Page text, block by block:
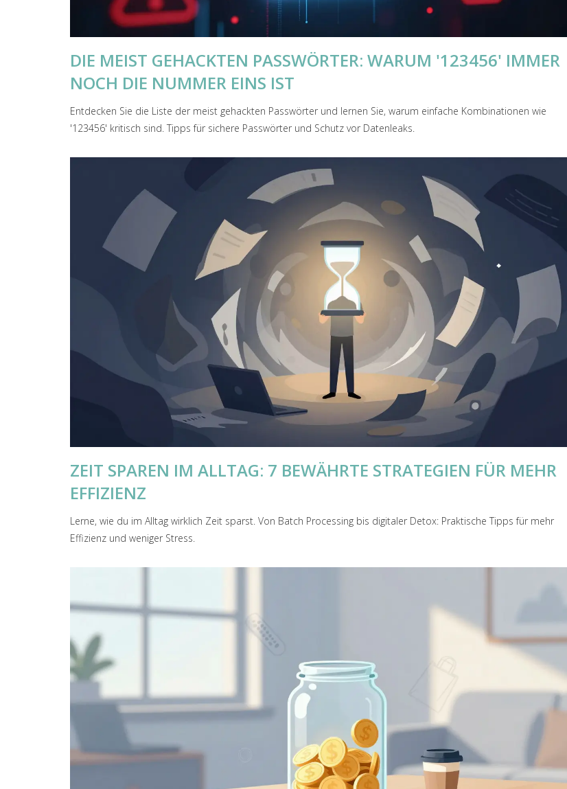
DIE MEIST GEHACKTEN PASSWÖRTER: WARUM '123456' IMMER
NOCH DIE NUMMER EINS IST
Entdecken Sie die Liste der meist gehackten Passwörter und lernen Sie, warum einfache Kombinationen wie
'123456' kritisch sind. Tipps für sichere Passwörter und Schutz vor Datenleaks.
ZEIT SPAREN IM ALLTAG: 7 BEWÄHRTE STRATEGIEN FÜR MEHR
EFFIZIENZ
Lerne, wie du im Alltag wirklich Zeit sparst. Von Batch Processing bis digitaler Detox: Praktische Tipps für mehr
Effizienz und weniger Stress.